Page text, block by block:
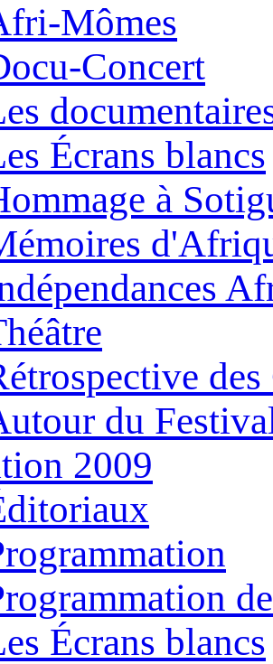
Mômes
Concert
Écrans blancs
à
du
2009
Écrans blancs